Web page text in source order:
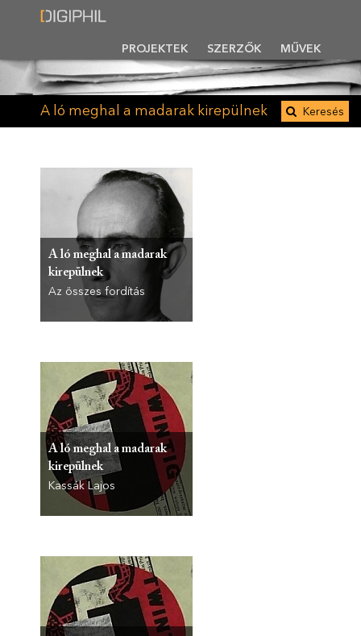
PROJEKTEK SZERZŐK MŰVEK
A ló meghal a madarak kirepülnek Keresés
A ló meghal a madarak
kirepülnek
Az összes fordítás
A ló meghal a madarak
kirepülnek
Kassák Lajos